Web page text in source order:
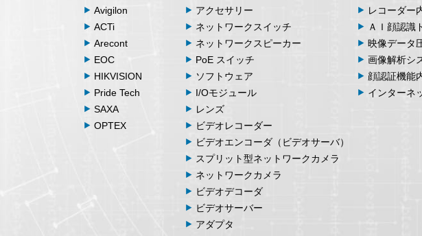
Avigilon
ACTi
Arecont
EOC
HIKVISION
Pride Tech
SAXA
OPTEX
アクセサリー
ネットワークスイッチ
ネットワークスピーカー
PoE スイッチ
ソフトウェア
I/Oモジュール
レンズ
ビデオレコーダー
ビデオエンコーダ（ビデオサーバ）
スプリット型ネットワークカメラ
ネットワークカメラ
ビデオデコーダ
ビデオサーバー
アダプタ
レコーダー
ＡＩ顔認識
映像データ
画像解析シ
顔認証機能
インターネ